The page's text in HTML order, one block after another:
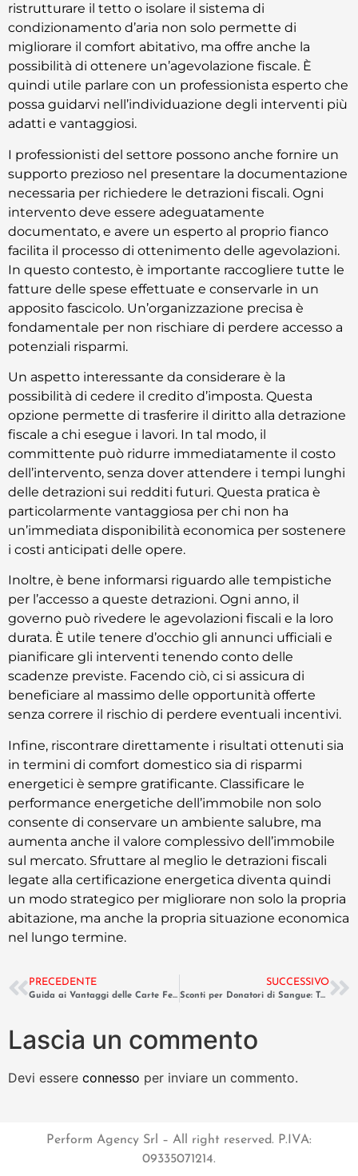
ristrutturare il tetto o isolare il sistema di
condizionamento d’aria non solo permette di
migliorare il comfort abitativo, ma offre anche la
possibilità di ottenere un’agevolazione fiscale. È
quindi utile parlare con un professionista esperto che
possa guidarvi nell’individuazione degli interventi più
adatti e vantaggiosi.
I professionisti del settore possono anche fornire un
supporto prezioso nel presentare la documentazione
necessaria per richiedere le detrazioni fiscali. Ogni
intervento deve essere adeguatamente
documentato, e avere un esperto al proprio fianco
facilita il processo di ottenimento delle agevolazioni.
In questo contesto, è importante raccogliere tutte le
fatture delle spese effettuate e conservarle in un
apposito fascicolo. Un’organizzazione precisa è
fondamentale per non rischiare di perdere accesso a
potenziali risparmi.
Un aspetto interessante da considerare è la
possibilità di cedere il credito d’imposta. Questa
opzione permette di trasferire il diritto alla detrazione
fiscale a chi esegue i lavori. In tal modo, il
committente può ridurre immediatamente il costo
dell’intervento, senza dover attendere i tempi lunghi
delle detrazioni sui redditi futuri. Questa pratica è
particolarmente vantaggiosa per chi non ha
un’immediata disponibilità economica per sostenere
i costi anticipati delle opere.
Inoltre, è bene informarsi riguardo alle tempistiche
per l’accesso a queste detrazioni. Ogni anno, il
governo può rivedere le agevolazioni fiscali e la loro
durata. È utile tenere d’occhio gli annunci ufficiali e
pianificare gli interventi tenendo conto delle
scadenze previste. Facendo ciò, ci si assicura di
beneficiare al massimo delle opportunità offerte
senza correre il rischio di perdere eventuali incentivi.
Infine, riscontrare direttamente i risultati ottenuti sia
in termini di comfort domestico sia di risparmi
energetici è sempre gratificante. Classificare le
performance energetiche dell’immobile non solo
consente di conservare un ambiente salubre, ma
aumenta anche il valore complessivo dell’immobile
sul mercato. Sfruttare al meglio le detrazioni fiscali
legate alla certificazione energetica diventa quindi
un modo strategico per migliorare non solo la propria
abitazione, ma anche la propria situazione economica
nel lungo termine.
PRECEDENTE
Guida ai Vantaggi delle Carte Fedeltà delle Grandi Catene di Librerie
SUCCESSIVO
Sconti per Donatori di Sangue: Tutte le Convenzioni Attive in Italia
Lascia un commento
Devi essere connesso per inviare un commento.
Perform Agency Srl – All right reserved. P.IVA:
09335071214.